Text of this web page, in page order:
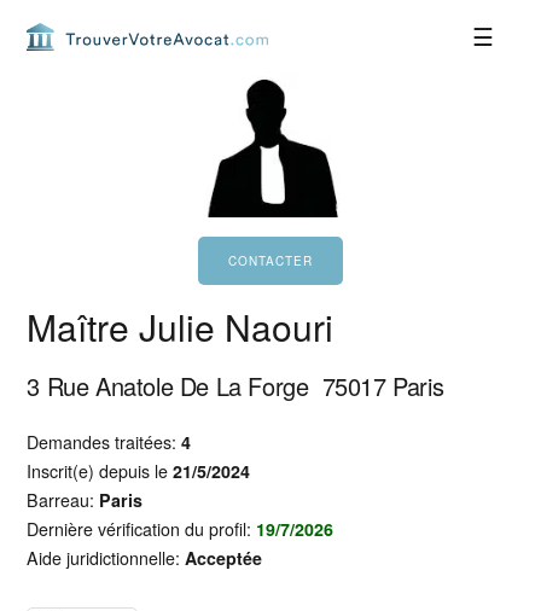
Maître Julie Naouri
3 Rue Anatole De La Forge 75017 Paris
Demandes traitées:4
Inscrit(e) depuis le21/5/2024
Barreau: Paris
Dernière vérification du profil: 19/7/2026
Aide juridictionnelle:Acceptée